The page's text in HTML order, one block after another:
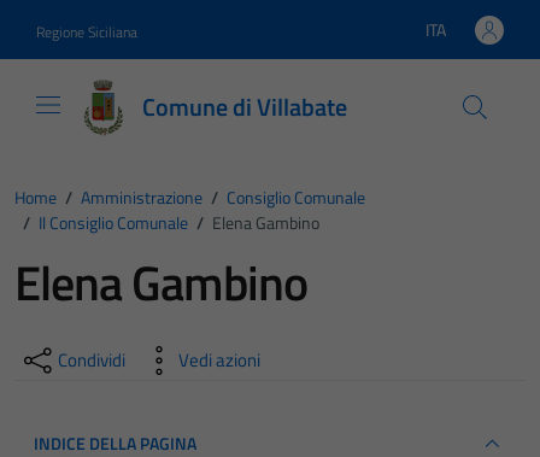
Regione Siciliana Lingua attiva:
ITA
Comune di Villabate
Home / Amministrazione / Consiglio Comunale
/ Il Consiglio Comunale / Elena Gambino
Elena Gambino
Condividi Vedi azioni
INDICE DELLA PAGINA